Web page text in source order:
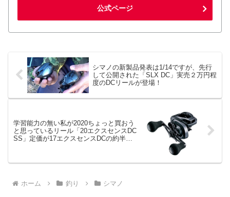
公式ページ
シマノの新製品発表は1/14ですが、先行
して公開された「SLX DC」実売２万円程
度のDCリールが登場！
学習能力の無い私が2020ちょっと買おう
と思っているリール「20エクスセンスDC
SS」定価が17エクスセンスDCの約半額
ホーム 釣り シマノ